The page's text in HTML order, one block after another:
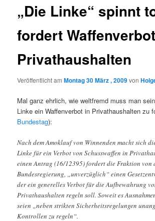
„Die Linke“ spinnt
fordert
Privathaushalten
Veröffentlicht amMontag 30 März , 2009von
Mal ganz ehrlich, wie weltfremd muss man
Linke ein Waffenverbot in Privathaushalten zu
Bundestag):
Nach dem Amoklauf von Winnenden macht sich
Linke für ein Verbot von Schusswaffen in
einen Antrag (16/12395) fordert die Fraktion von
Bundesregierung, „unverzüglich“ einen
der ein generelles Verbot für die Aufbewahrung
Privathaushalten regeln soll. Soweit es
seien „neben strikten Sicherheitsregelungen
Kontrollen zu regeln“.